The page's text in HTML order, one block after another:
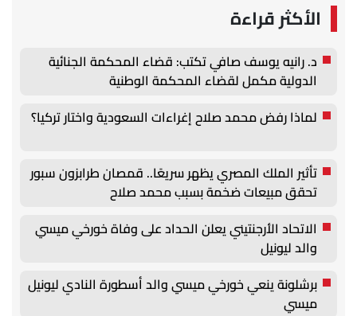
الأكثر قراءة
د. رانيه يوسف صافي تكتب: قضاء المحكمة الجنائية
الدولية مكمل لقضاء المحكمة الوطنية
لماذا رفض محمد صلاح إغراءات السعودية واختار تركيا؟
تأثير الملك المصري يظهر سريعًا.. قمصان طرابزون سبور
تحقق مبيعات ضخمة بسبب محمد صلاح
الاتحاد الأرجنتيني يعلن الحداد على وفاة خورخي ميسي
والد ليونيل
برشلونة ينعي خورخي ميسي والد أسطورة النادي ليونيل
ميسي